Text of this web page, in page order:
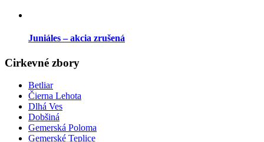
Juniáles – akcia zrušená
Cirkevné zbory
Betliar
Čierna Lehota
Dlhá Ves
Dobšiná
Gemerská Poloma
Gemerské Teplice